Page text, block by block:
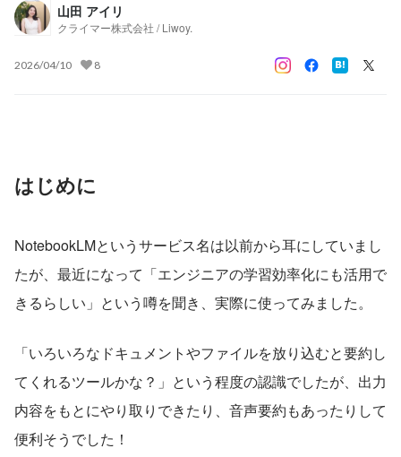
山田 アイリ
クライマー株式会社 / Liwoy.
2026/04/10 8
はじめに
NotebookLMというサービス名は以前から耳にしていまし
たが、最近になって「エンジニアの学習効率化にも活用で
きるらしい」という噂を聞き、実際に使ってみました。
「いろいろなドキュメントやファイルを放り込むと要約し
てくれるツールかな？」という程度の認識でしたが、出力
内容をもとにやり取りできたり、音声要約もあったりして
便利そうでした！